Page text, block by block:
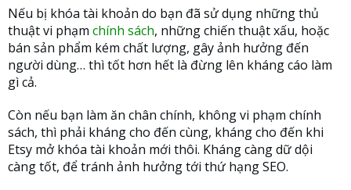
Nếu bị khóa tài khoản do bạn đã sử dụng những thủ
thuật vi phạm chính sách, những chiến thuật xấu, hoặc
bán sản phẩm kém chất lượng, gây ảnh hưởng đến
người dùng… thì tốt hơn hết là đừng lên kháng cáo làm
gì cả.
Còn nếu bạn làm ăn chân chính, không vi phạm chính
sách, thì phải kháng cho đến cùng, kháng cho đến khi
Etsy mở khóa tài khoản mới thôi. Kháng càng dữ dội
càng tốt, để tránh ảnh hưởng tới thứ hạng SEO.